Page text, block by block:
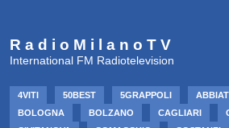
R a d i o M i l a n o T V
International FM Radiotelevision
4VITI 50BEST 5GRAPPOLI
BOLOGNA
BOLZANO CAGLIARI